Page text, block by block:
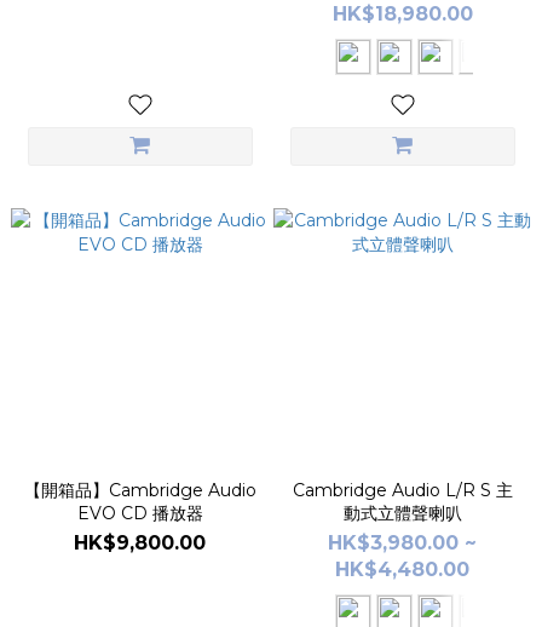
HK$18,980.00
【開箱品】Cambridge Audio
EVO CD 播放器
HK$9,800.00
Cambridge Audio L/R S 主
動式立體聲喇叭
HK$3,980.00 ~
HK$4,480.00